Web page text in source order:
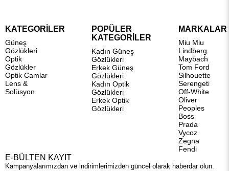
KATEGORİLER
Güneş
Gözlükleri
Optik
Gözlükler
Optik Camlar
Lens &
Solüsyon
POPÜLER
KATEGORİLER
Kadın Güneş
Gözlükleri
Erkek Güneş
Gözlükleri
Kadın Optik
Gözlükleri
Erkek Optik
Gözlükleri
MARKALAR
Miu Miu
Lindberg
Maybach
Tom Ford
Silhouette
Serengeti
Off-White
Oliver
Peoples
Boss
Prada
Vycoz
Zegna
Fendi
E-BÜLTEN KAYIT
Kampanyalarımızdan ve indirimlerimizden güncel olarak haberdar olun.